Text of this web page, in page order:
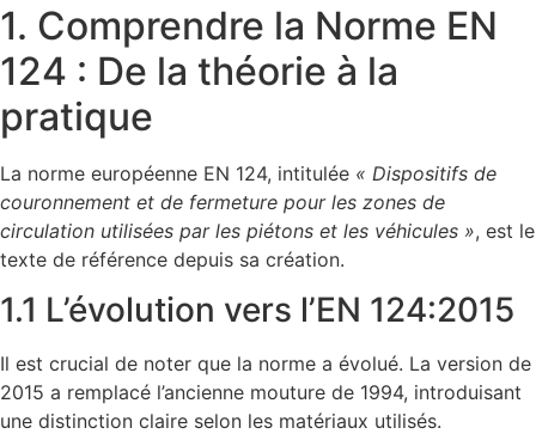
1. Comprendre la Norme EN
124 : De la théorie à la
pratique
La norme européenne EN 124, intitulée « Dispositifs de
couronnement et de fermeture pour les zones de
circulation utilisées par les piétons et les véhicules », est le
texte de référence depuis sa création.
1.1 L’évolution vers l’EN 124:2015
Il est crucial de noter que la norme a évolué. La version de
2015 a remplacé l’ancienne mouture de 1994, introduisant
une distinction claire selon les matériaux utilisés.